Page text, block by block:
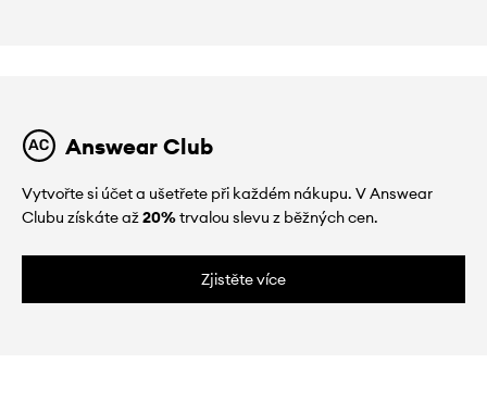
Answear Club
Vytvořte si účet a ušetřete při každém nákupu. V Answear
Clubu získáte až20%trvalou slevu z běžných cen.
Zjistěte více